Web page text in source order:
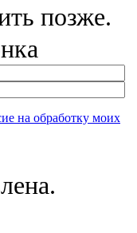
позже.
на обработку моих